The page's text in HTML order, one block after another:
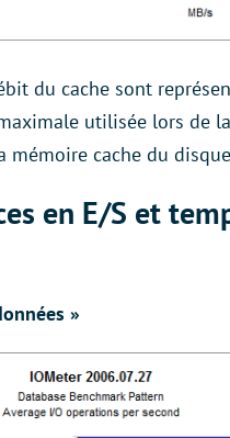
du cache sont
utilisée lors de
mémoire cache du
en E/S et
»